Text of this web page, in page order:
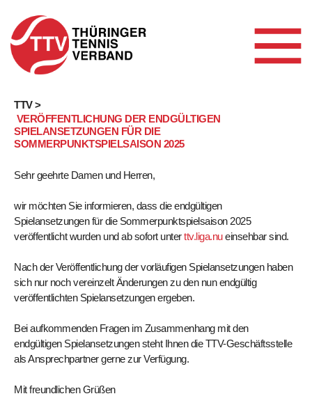
Skip
content
TTV >
VERÖFFENTLICHUNG DER ENDGÜLTIGEN
SPIELANSETZUNGEN FÜR DIE
SOMMERPUNKTSPIELSAISON 2025
Sehr geehrte Damen und Herren,
wir möchten Sie informieren, dass die endgültigen
Spielansetzungen für die Sommerpunktspielsaison 2025
veröffentlicht wurden und ab sofort unterttv.liga.nueinsehbar sind.
Nach der Veröffentlichung der vorläufigen Spielansetzungen haben
sich nur noch vereinzelt Änderungen zu den nun endgültig
veröffentlichten Spielansetzungen ergeben.
Bei aufkommenden Fragen im Zusammenhang mit den
endgültigen Spielansetzungen steht Ihnen die TTV-Geschäftsstelle
als Ansprechpartner gerne zur Verfügung.
Mit freundlichen Grüßen